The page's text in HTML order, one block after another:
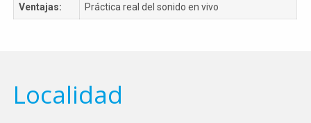
Ventajas: Práctica real del sonido en vivo
Localidad